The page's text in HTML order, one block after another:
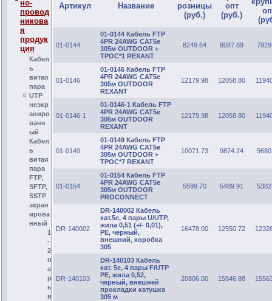
но-
провод
никова
я
продук
ция
Кабел
ь
витая
пара
UTP
неэкр
аниро
ванн
ый
Кабел
ь
витая
пара
FTP,
SFTP,
SSTP
экран
ирова
нный
1
-
2
п
а
р
ы
в
Артикул Название
розницы
(руб.)
опт
(руб.)
01-0144
01-0144 Кабель FTP
4PR 24AWG CAT5e
305м OUTDOOR +
ТРОС*1 REXANT
8249.64 8087.89
01-0146
01-0146 Кабель FTP
4PR 24AWG CAT5e
305м OUTDOOR
REXANT
12179.98 12058.80
01-0146-1
01-0146-1 Кабель FTP
4PR 24AWG CAT5e
305м OUTDOOR
REXANT
12179.98 12058.80
01-0149
01-0149 Кабель FTP
4PR 24AWG CAT5e
305м OUTDOOR +
ТРОС*7 REXANT
10071.73 9874.24
01-0154
01-0154 Кабель FTP
4PR 24AWG CAT5e
305м OUTDOOR
PROCONNECT
5599.70 5489.91
DR-140002
DR-140002 Кабель
кат.5е, 4 пары U/UTP,
жила 0,51 (+/- 0,01),
PE, черный,
внешний, коробка
305
16478.00 12550.72
DR-140103
DR-140103 Кабель
кат. 5е, 4 пары F/UTP
PE, жила 0,52,
черный, внешней
прокладки катушка
305 м
20806.00 15846.88